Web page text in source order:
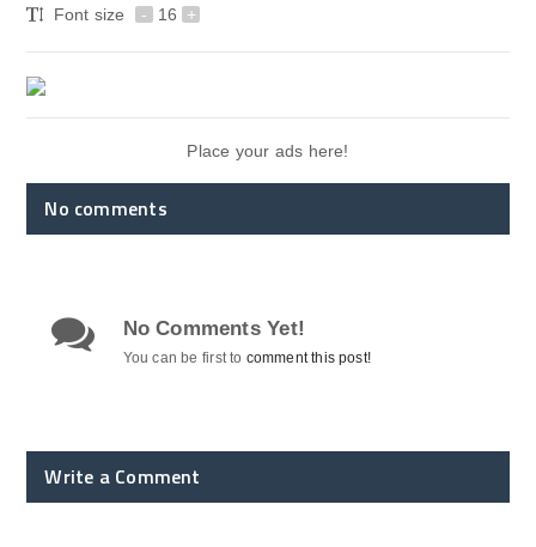
Font size
- 16 +
Place your ads here!
No comments
No Comments Yet!
You can be first to comment this post!
Write a Comment